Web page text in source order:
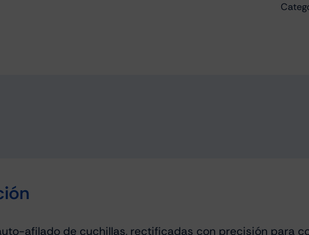
afilado de cuchillas, rectificadas con precisión para